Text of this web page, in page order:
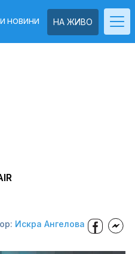
НА ЖИВО
НОВИНИ
Искра Ангелова